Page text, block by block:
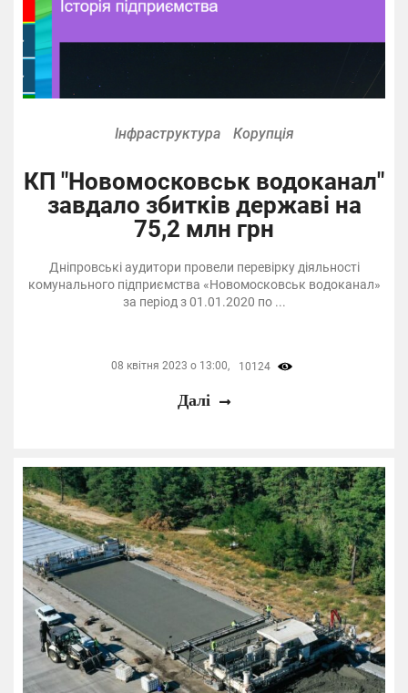
Інфраструктура Корупція
КП "Новомосковськ водоканал"
завдало збитків державі на
75,2 млн грн
Дніпровські аудитори провели перевірку діяльності
комунального підприємства «Новомосковськ водоканал»
за період з 01.01.2020 по ...
08 квітня 2023 о 13:00, 10124
Далі